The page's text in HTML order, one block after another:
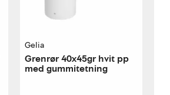
Gelia
Grenrør 40x45gr hvit pp
med gummitetning